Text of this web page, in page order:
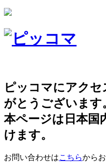
ピッコマにアクセ
がとうございます
本ページは日本国
けます。
お問い合わせはこちらから